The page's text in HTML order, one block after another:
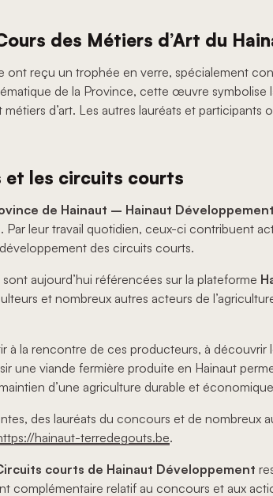
des Métiers d’Art du
ont reçu un trophée en verre, spécialement
de la Province, cette œuvre
d’art. Les autres lauréats et
et les circuits courts
de Hainaut – Hainaut
Par leur travail quotidien, ceux-ci contribuent
des circuits courts.
sont aujourd’hui référencées sur la plateforme
et nombreux autres acteurs de
à la rencontre de ces producteurs, à découvrir
une viande fermière produite en Hainaut
d’une agriculture durable et
des lauréats du concours et de nombreux
hainaut-terredegouts.be.
courts de Hainaut Développement
complémentaire relatif au concours et aux